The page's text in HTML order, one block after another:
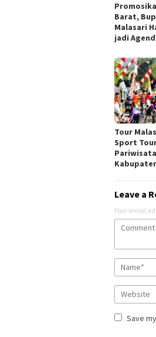
Barat,
Malasari
jadi
Tour
Sport
Leave a
Your email
Save